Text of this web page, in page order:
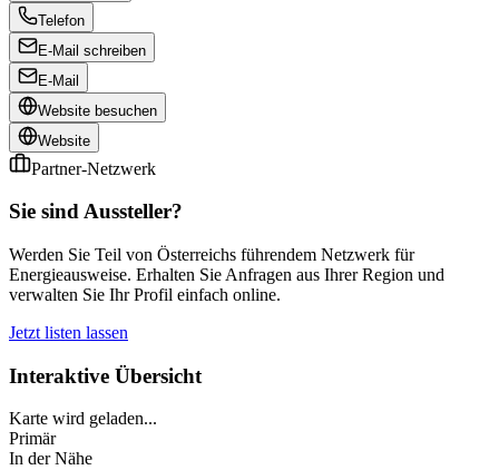
Telefon
E-Mail schreiben
E-Mail
Website besuchen
Website
Partner-Netzwerk
Sie sind Aussteller?
Werden Sie Teil von Österreichs führendem Netzwerk für
Energieausweise. Erhalten Sie Anfragen aus Ihrer Region und
verwalten Sie Ihr Profil einfach online.
Jetzt listen lassen
Interaktive Übersicht
Karte wird geladen...
Primär
In der Nähe